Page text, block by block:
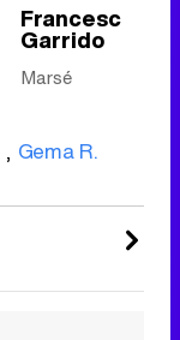
Francesc
Garrido
Marsé
, Gema R.